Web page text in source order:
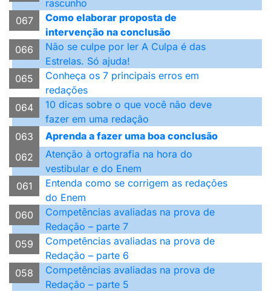
rascunho
067
Como elaborar proposta de
intervenção na conclusão
066
Não se culpe por ler A Culpa é das
Estrelas. Só ajuda!
065
Conheça os 7 principais erros em
redações
064
10 dicas sobre o que você não deve
fazer em uma redação
063
Aprenda a fazer uma boa conclusão
062
Atenção à ortografia na hora do
vestibular e do Enem
061
Entenda como se corrigem as redações
do Enem
060
Competências avaliadas na prova de
Redação – parte 7
059
Competências avaliadas na prova de
Redação – parte 6
058
Competências avaliadas na prova de
Redação – parte 5